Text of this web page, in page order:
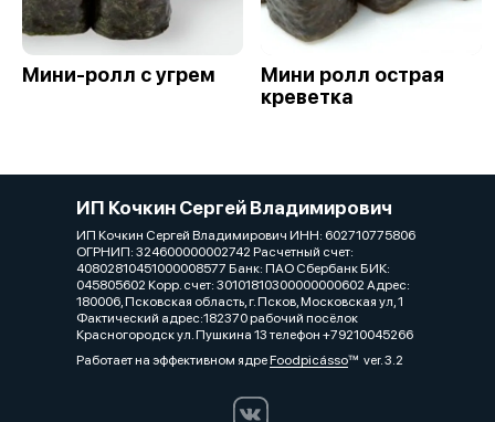
Мини-ролл с угрем
Мини ролл острая
креветка
ИП Кочкин Сергей Владимирович
ИП Кочкин Сергей Владимирович ИНН: 602710775806
ОГРНИП: 324600000002742 Расчетный счет:
40802810451000008577 Банк: ПАО Сбербанк БИК:
045805602 Корр. счет: 30101810300000000602 Адрес:
180006, Псковская область, г. Псков, Московская ул, 1
Фактический адрес:182370 рабочий посёлок
Красногородск ул. Пушкина 13 телефон +79210045266
Работает на эффективном ядреFoodpicássover. 3.2